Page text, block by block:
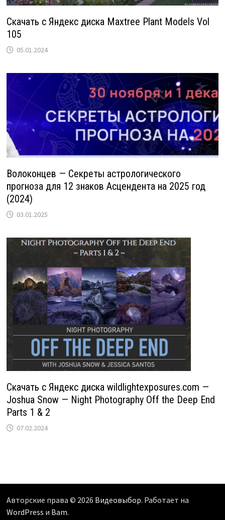
Скачать с Яндекс диска Maxtree Plant Models Vol
105
05.01.2024
Волоконцев — Секреты астрологического
прогноза для 12 знаков Асцендента на 2025 год
(2024)
03.01.2025
Скачать с Яндекс диска wildlightexposures.com —
Joshua Snow — Night Photography Off the Deep End
Parts 1 & 2
07.02.2024
Авторские права © 2026 Видеовыбор. Работает на
WordPress и Bam.